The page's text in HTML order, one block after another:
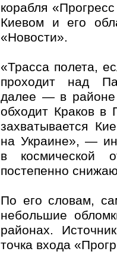
корабля
Киевом и его
«Новости».
«Трасса полета,
проходит над
далее — в
обходит Краков
захватывается
на Украине», —
в космической
постепенно
По его словам,
небольшие
районах.
точка входа